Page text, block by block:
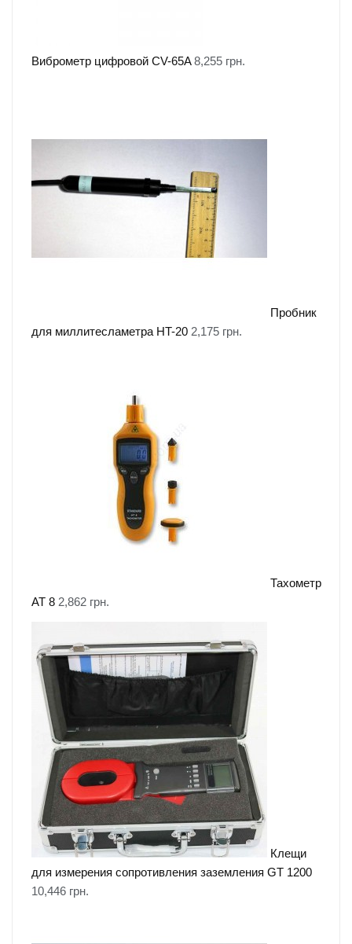
Виброметр цифровой CV-65A 8,255 грн.
Пробник
для миллитесламетра HT-20 2,175 грн.
Тахометр
АТ 8 2,862 грн.
Клещи
для измерения сопротивления заземления GT 1200
10,446 грн.